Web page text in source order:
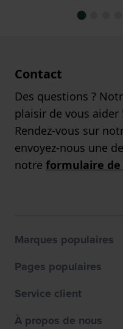
Contact
Des questions ?
plaisir de vous aider
Rendez-vous sur
envoyez-nous une
notre formulaire
Marques populaires
Pages populaires
Service client
À propos de nous